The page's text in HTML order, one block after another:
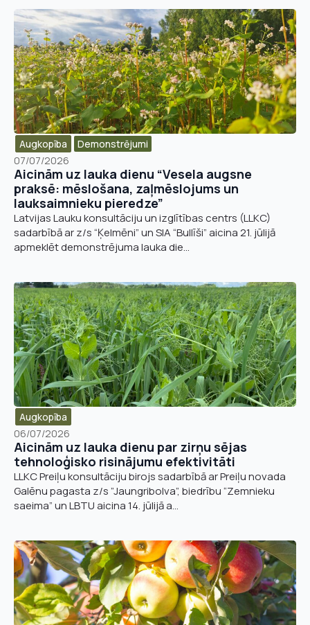
Augkopība
Demonstrējumi
07/07/2026
Aicinām uz lauka dienu “Vesela augsne
praksē: mēslošana, zaļmēslojums un
lauksaimnieku pieredze”
Latvijas Lauku konsultāciju un izglītības centrs (LLKC)
sadarbībā ar z/s “Ķelmēni” un SIA “Bullīši” aicina 21. jūlijā
apmeklēt demonstrējuma lauka die...
Augkopība
06/07/2026
Aicinām uz lauka dienu par zirņu sējas
tehnoloģisko risinājumu efektivitāti
LLKC Preiļu konsultāciju birojs sadarbībā ar Preiļu novada
Galēnu pagasta z/s ”Jaungribolva”, biedrību “Zemnieku
saeima” un LBTU aicina 14. jūlijā a...